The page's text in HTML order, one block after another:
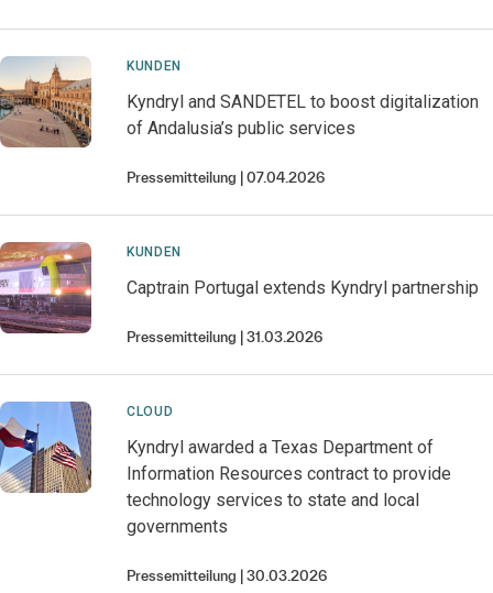
KUNDEN
Kyndryl and SANDETEL to boost digitalization
of Andalusia’s public services
Pressemitteilung 07.04.2026
KUNDEN
Captrain Portugal extends Kyndryl partnership
Pressemitteilung 31.03.2026
CLOUD
Kyndryl awarded a Texas Department of
Information Resources contract to provide
technology services to state and local
governments
Pressemitteilung 30.03.2026